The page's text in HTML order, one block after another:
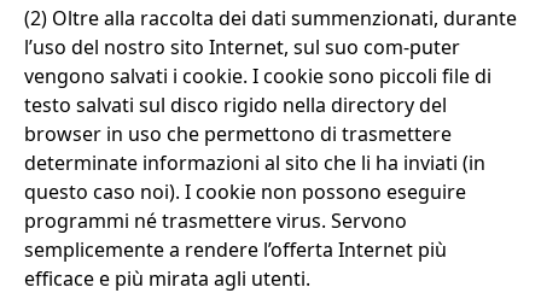
(2) Oltre alla raccolta dei dati summenzionati, durante
l’uso del nostro sito Internet, sul suo com-puter
vengono salvati i cookie. I cookie sono piccoli file di
testo salvati sul disco rigido nella directory del
browser in uso che permettono di trasmettere
determinate informazioni al sito che li ha inviati (in
questo caso noi). I cookie non possono eseguire
programmi né trasmettere virus. Servono
semplicemente a rendere l’offerta Internet più
efficace e più mirata agli utenti.